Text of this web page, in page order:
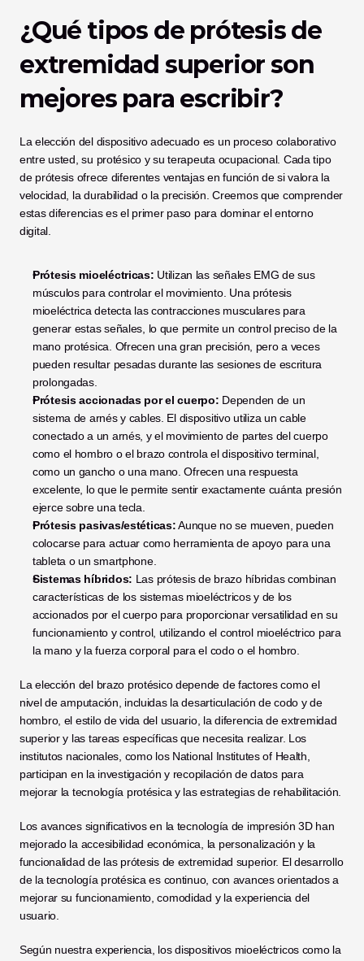
¿Qué tipos de prótesis de
extremidad superior son
mejores para escribir?
La elección del dispositivo adecuado es un proceso colaborativo
entre usted, su protésico y su terapeuta ocupacional. Cada tipo
de prótesis ofrece diferentes ventajas en función de si valora la
velocidad, la durabilidad o la precisión. Creemos que comprender
estas diferencias es el primer paso para dominar el entorno
digital.
Prótesis mioeléctricas: Utilizan las señales EMG de sus
músculos para controlar el movimiento. Una prótesis
mioeléctrica detecta las contracciones musculares para
generar estas señales, lo que permite un control preciso de la
mano protésica. Ofrecen una gran precisión, pero a veces
pueden resultar pesadas durante las sesiones de escritura
prolongadas.
Prótesis accionadas por el cuerpo: Dependen de un
sistema de arnés y cables. El dispositivo utiliza un cable
conectado a un arnés, y el movimiento de partes del cuerpo
como el hombro o el brazo controla el dispositivo terminal,
como un gancho o una mano. Ofrecen una respuesta
excelente, lo que le permite sentir exactamente cuánta presión
ejerce sobre una tecla.
Prótesis pasivas/estéticas: Aunque no se mueven, pueden
colocarse para actuar como herramienta de apoyo para una
tableta o un smartphone.
Sistemas híbridos: Las prótesis de brazo híbridas combinan
características de los sistemas mioeléctricos y de los
accionados por el cuerpo para proporcionar versatilidad en su
funcionamiento y control, utilizando el control mioeléctrico para
la mano y la fuerza corporal para el codo o el hombro.
La elección del brazo protésico depende de factores como el
nivel de amputación, incluidas la desarticulación de codo y de
hombro, el estilo de vida del usuario, la diferencia de extremidad
superior y las tareas específicas que necesita realizar. Los
institutos nacionales, como los National Institutes of Health,
participan en la investigación y recopilación de datos para
mejorar la tecnología protésica y las estrategias de rehabilitación.
Los avances significativos en la tecnología de impresión 3D han
mejorado la accesibilidad económica, la personalización y la
funcionalidad de las prótesis de extremidad superior. El desarrollo
de la tecnología protésica es continuo, con avances orientados a
mejorar su funcionamiento, comodidad y la experiencia del
usuario.
Según nuestra experiencia, los dispositivos mioeléctricos como la